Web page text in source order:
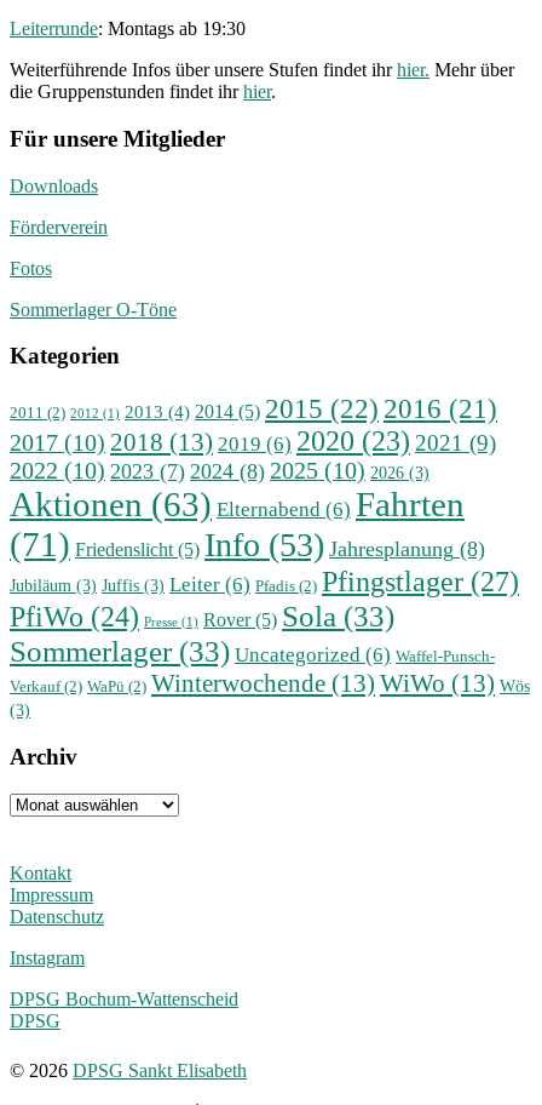
Leiterrunde: Montags ab 19:30
Weiterführende Infos über unsere Stufen findet ihrhier. Mehr über
die Gruppenstunden findet ihrhier.
Für unsere Mitglieder
Downloads
Förderverein
Fotos
Sommerlager O-Töne
Kategorien
2011 (2) 2012 (1) 2013 (4) 2014 (5) 2015 (22) 2016 (21)
2017 (10) 2018 (13) 2019 (6) 2020 (23) 2021 (9)
2022 (10) 2023 (7) 2024 (8) 2025 (10) 2026 (3)
Aktionen (63) Elternabend (6) Fahrten
(71) Friedenslicht(5) Info (53) Jahresplanung (8)
Jubiläum (3) Juffis (3) Leiter (6) Pfadis (2) Pfingstlager (27)
PfiWo (24) Presse (1) Rover(5) Sola (33)
Sommerlager(33) Uncategorized (6) Waffel-Punsch-
Verkauf(2) WaPü (2) Winterwochende (13) WiWo (13) Wös
(3)
Archiv
Archiv
Kontakt
Impressum
Datenschutz
Instagram
DPSG Bochum-Wattenscheid
DPSG
© 2026 DPSG Sankt Elisabeth